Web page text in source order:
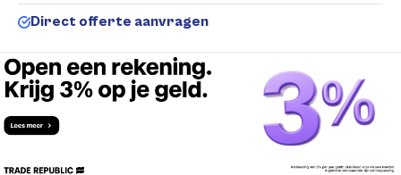
Direct offerte aanvragen